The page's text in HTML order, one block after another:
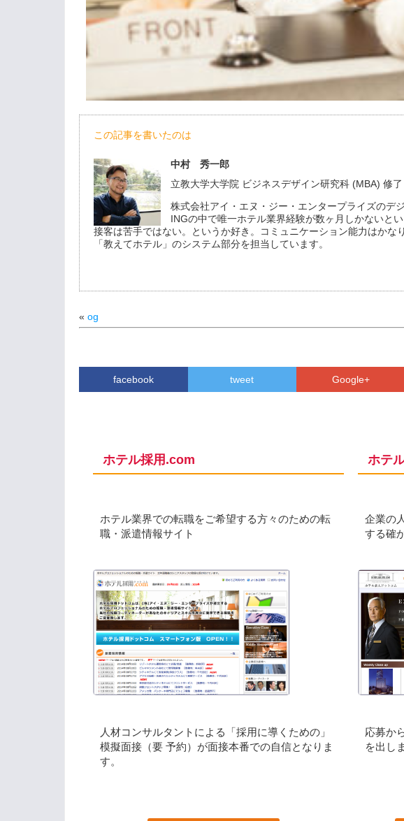
この記事を書いたのは
中村 秀一郎
立教大学大学院 ビジネスデザイン研究科 (MBA) 修了
株式会社アイ・エヌ・ジー・エンタープライズのデ
INGの中で唯一ホテル業界経験が数ヶ月しかないと
接客は苦手ではない。というか好き。コミュニケーション能力はかな
「教えてホテル」のシステム部分を担当しています。
« og
facebook tweet Google+
ホテル採用.com
ホテル業界での転職をご希望する方々のための転
職・派遣情報サイト
人材コンサルタントによる「採用に導くための」
模擬面接（要 予約）が面接本番での自信となりま
す。
ホテ
企業の
する確
応募か
を出し